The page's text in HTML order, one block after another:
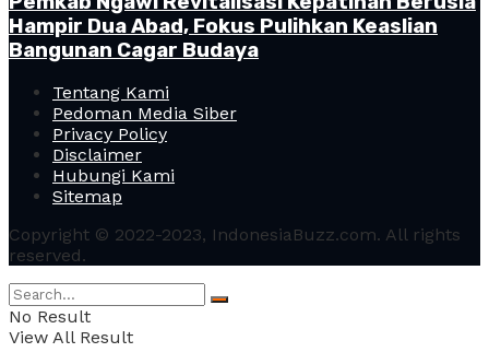
Hampir Dua Abad, Fokus Pulihkan Keaslian
Bangunan Cagar Budaya
Tentang Kami
Pedoman Media Siber
Privacy Policy
Disclaimer
Hubungi Kami
Sitemap
Copyright © 2022-2023, IndonesiaBuzz.com. All rights
reserved.
No Result
View All Result